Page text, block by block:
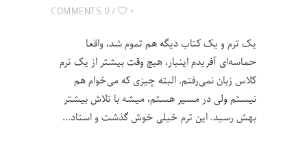
0 COMMENTS
۰
یک ترم و یک کتاب دیگه هم تموم شد، واقعا
حماسه‌ای آفریدم اینبار، هیچ وقت بیشتر از یک ترم
کلاس زبان نمی‌رفتم. البته چیزی که می‌خوام هم
نیستم ولی در مسیر هستم، میشه با تلاش بیشتر
بهش رسید. این ترم خیلی خوش گذشت و استاد